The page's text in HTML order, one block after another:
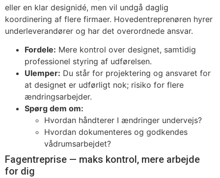
eller en klar designidé, men vil undgå daglig
koordinering af flere firmaer. Hovedentreprenøren hyrer
underleverandører og har det overordnede ansvar.
Fordele: Mere kontrol over designet, samtidig
professionel styring af udførelsen.
Ulemper: Du står for projektering og ansvaret for
at designet er udførligt nok; risiko for flere
ændringsarbejder.
Spørg dem om:
Hvordan håndterer I ændringer undervejs?
Hvordan dokumenteres og godkendes
vådrumsarbejdet?
Fagentreprise — maks kontrol, mere arbejde
for dig